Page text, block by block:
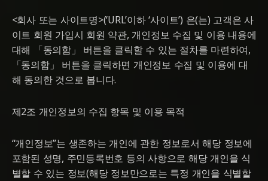
<회사 또는 사이트명>(‘URL’이하 ‘사이트’) 은(는) 고객은 사
이트 회원 가입시 회원 약관, 개인정보 수집 및 이용 내용에
대해 「동의함」 버튼을 클릭할 수 있는 절차를 마련하여,
「동의함」 버튼을 클릭하면 개인정보 수집 및 이용에 대
해 동의한 것으로 봅니다.
제2조 개인정보의 수집 항목 및 이용 목적
“개인정보”는 생존하는 개인에 관한 정보로서 해당 정보에
포함된 성명, 주민등록번호 등의 사항으로 해당 개인을 식
별할 수 있는 정보(해당 정보만으로는 특정 개인을 식별할